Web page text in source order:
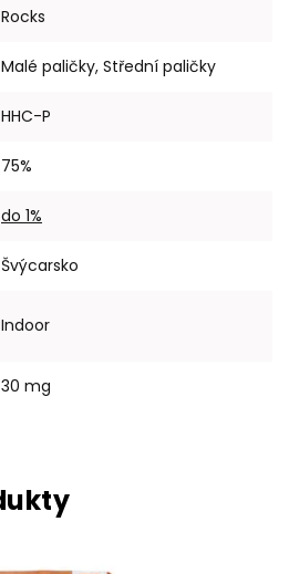
Rocks
Malé paličky, Střední paličky
HHC-P
75%
do 1%
Švýcarsko
Indoor
30 mg